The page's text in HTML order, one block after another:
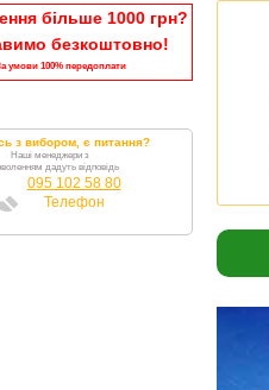
більше 1000 грн?
безкоштовно!
умови 100% передоплати
з вибором, є питання?
Наші менеджери з
дадуть відповідь
095 102 58 80
Телефон